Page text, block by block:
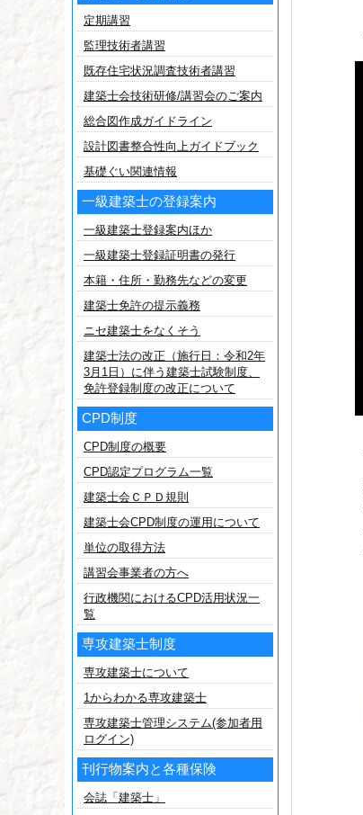
定期講習
監理技術者講習
既存住宅状況調査技術者講習
建築士会技術研修/講習会のご案内
総合図作成ガイドライン
設計図書整合性向上ガイドブック
基礎ぐい関連情報
一級建築士の登録案内
一級建築士登録案内ほか
一級建築士登録証明書の発行
本籍・住所・勤務先などの変更
建築士免許の提示義務
ニセ建築士をなくそう
建築士法の改正（施行日：令和2年
3月1日）に伴う建築士試験制度、
免許登録制度の改正について
CPD制度
CPD制度の概要
CPD認定プログラム一覧
建築士会ＣＰＤ規則
建築士会CPD制度の運用について
単位の取得方法
講習会事業者の方へ
行政機関におけるCPD活用状況一
覧
専攻建築士制度
専攻建築士について
1からわかる専攻建築士
専攻建築士管理システム(参加者用
ログイン)
刊行物案内と各種保険
会誌「建築士」